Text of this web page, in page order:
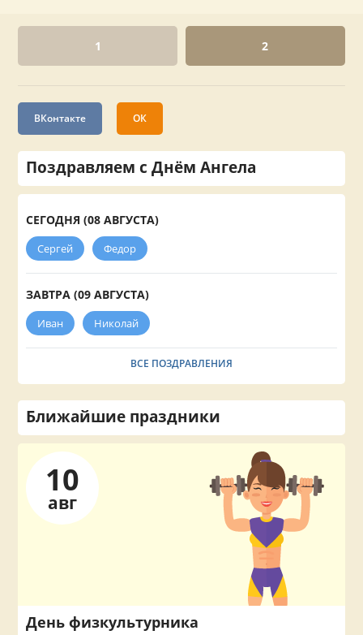
1 2
ВКонтакте ОК
Поздравляем с Днём Ангела
СЕГОДНЯ (08 АВГУСТА)
Сергей Федор
ЗАВТРА (09 АВГУСТА)
Иван Николай
ВСЕ ПОЗДРАВЛЕНИЯ
Ближайшие праздники
10
авг
День физкультурника